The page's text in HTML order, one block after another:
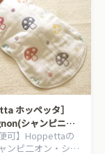
ホッペッタ］
シャンピニオ
くガーゼ ６重ガー
ー
便可】Hoppettaの
ンピ二オン・シリ